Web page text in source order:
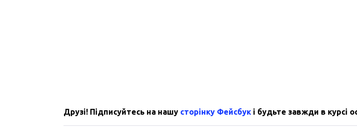
Друзі! Підписуйтесь на нашу сторінку Фейсбук і будьте завжди в курсі